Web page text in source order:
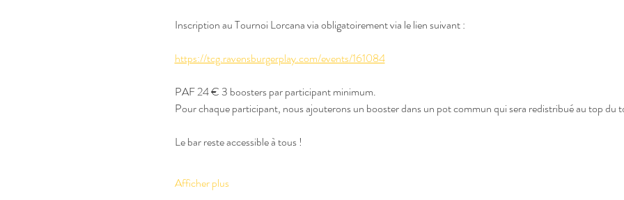
Inscription au Tournoi Lorcana via obligatoirement via le lien suivant :
https://tcg.ravensburgerplay.com/events/161084
PAF 24 € 3 boosters par participant minimum.
Pour chaque participant, nous ajouterons un booster dans un pot commun qui sera redistribué au top du
Le bar reste accessible à tous !
Afficher plus